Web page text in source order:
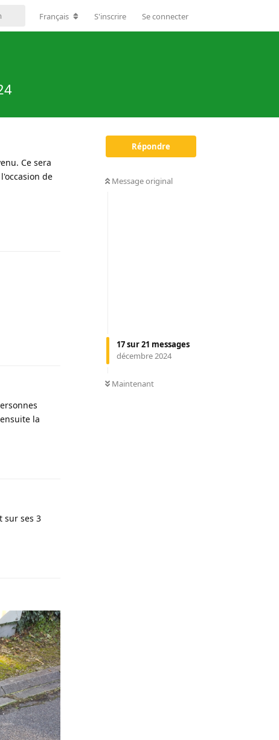
Français S'inscrire Se connecter
Répondre
Message original
17sur21 messages
décembre 2024
Maintenant
Ce sera
de
la
sur ses 3